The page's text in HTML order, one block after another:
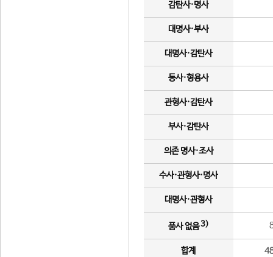
감탄사·명사
대명사·부사
대명사·감탄사
동사·형용사
관형사·감탄사
부사·감탄사
의존 명사·조사
수사·관형사·명사
대명사·관형사
품사 없음3)
합계